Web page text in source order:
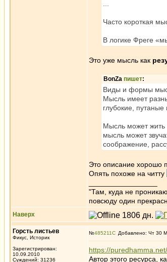
Часто короткая
В логике Фреге
Это уже мысль как
BonZa пишет:
Виды и формы
Мысль имеет
глубокие,
Мысль может жить
мысль может
соображение,
Это описание хорошо
Опять похоже на читту
"Там, куда не
повсюду один
Наверх
Горсть листьев
Фикус, Историк
Зарегистрирован:
10.09.2010
Суждений: 31236
№485211 Добавлено: Чт 30
https://
Автор этого ресурса,